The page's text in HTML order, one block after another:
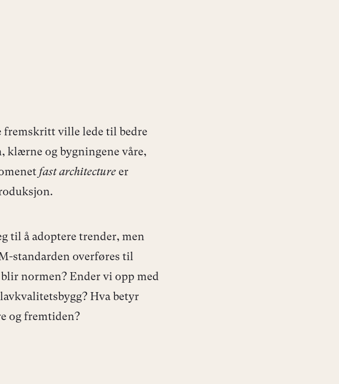
ville lede til bedre
klærne og bygningene våre,
fast architecture er
til å adoptere trender, men
standarden overføres til
normen? Ender vi opp med
Hva betyr
og fremtiden?